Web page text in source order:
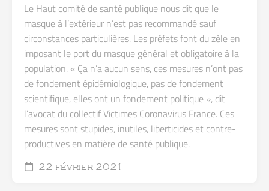
Le Haut comité de santé publique nous dit que le
masque à l’extérieur n’est pas recommandé sauf
circonstances particulières. Les préfets font du zèle en
imposant le port du masque général et obligatoire à la
population. « Ça n’a aucun sens, ces mesures n’ont pas
de fondement épidémiologique, pas de fondement
scientifique, elles ont un fondement politique », dit
l’avocat du collectif Victimes Coronavirus France. Ces
mesures sont stupides, inutiles, liberticides et contre-
productives en matière de santé publique.
22 février 2021